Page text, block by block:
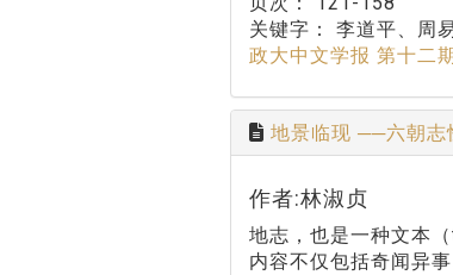
关键字： 李道平、周
政大中文学报 第十二
地景临现 ──六朝志
作者:林淑贞
地志，也是一种文本
内容不仅包括奇闻异